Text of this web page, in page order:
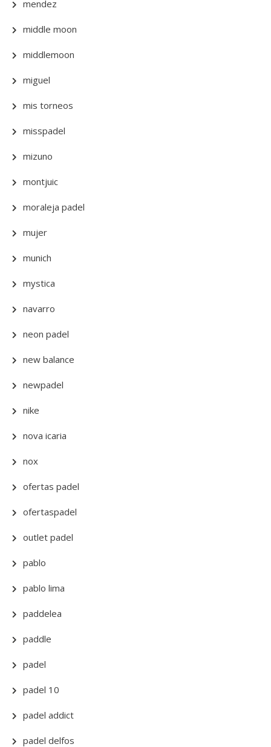
mendez
middle moon
middlemoon
miguel
mis torneos
misspadel
mizuno
montjuic
moraleja padel
mujer
munich
mystica
navarro
neon padel
new balance
newpadel
nike
nova icaria
nox
ofertas padel
ofertaspadel
outlet padel
pablo
pablo lima
paddelea
paddle
padel
padel 10
padel addict
padel delfos